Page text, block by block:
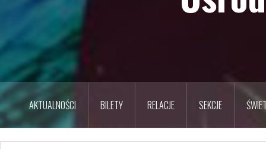
AKTUALNOŚCI BILETY RELACJE SEKCJE